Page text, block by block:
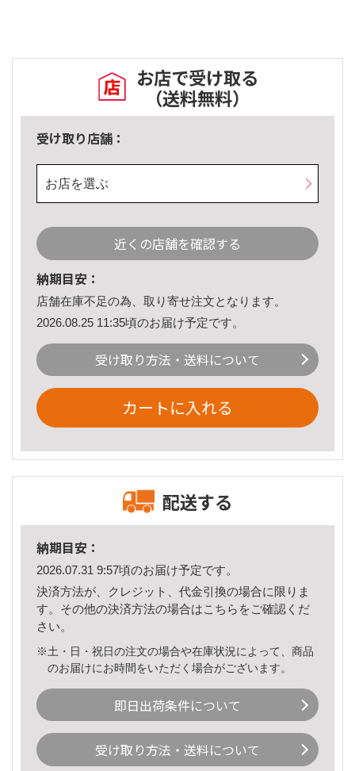
お店で受け取る
（送料無料）
受け取り店舗：
お店を選ぶ
近くの店舗を確認する
納期目安：
店舗在庫不足の為、取り寄せ注文となります。
2026.08.25 11:35頃のお届け予定です。
受け取り方法・送料について
カートに入れる
配送する
納期目安：
2026.07.31 9:57頃のお届け予定です。
決済方法が、クレジット、代金引換の場合に限りま
す。その他の決済方法の場合はこちら をご確認くだ
さい。
※土・日・祝日の注文の場合や在庫状況によって、商品
のお届けにお時間をいただく場合がございます。
即日出荷条件について
受け取り方法・送料について